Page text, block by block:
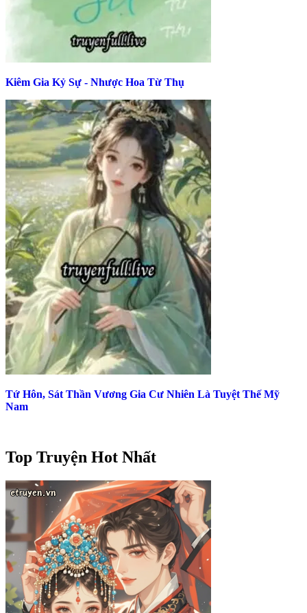
Kiêm Gia Kỷ Sự - Nhược Hoa Từ Thụ
Tứ Hôn, Sát Thần Vương Gia Cư Nhiên Là Tuyệt Thế Mỹ
Nam
Top Truyện Hot Nhất